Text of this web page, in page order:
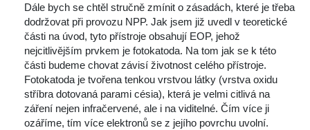
Dále bych se chtěl stručně zmínit o zásadách, které je třeba
dodržovat při provozu NPP. Jak jsem již uvedl v teoretické
části na úvod, tyto přístroje obsahují EOP, jehož
nejcitlivějším prvkem je fotokatoda. Na tom jak se k této
části budeme chovat závisí životnost celého přístroje.
Fotokatoda je tvořena tenkou vrstvou látky (vrstva oxidu
tříbra dotovaná parami césia), která je velmi citlivá na
záření nejen infračervené, ale i na viditelné. Čím více ji
ozáříme, tím více elektronů se z jejího povrchu uvolní.